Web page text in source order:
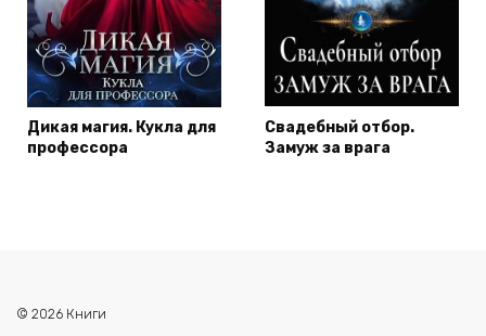
Дикая магия. Кукла для
профессора
Свадебный отбор.
Замуж за врага
© 2026 Книги